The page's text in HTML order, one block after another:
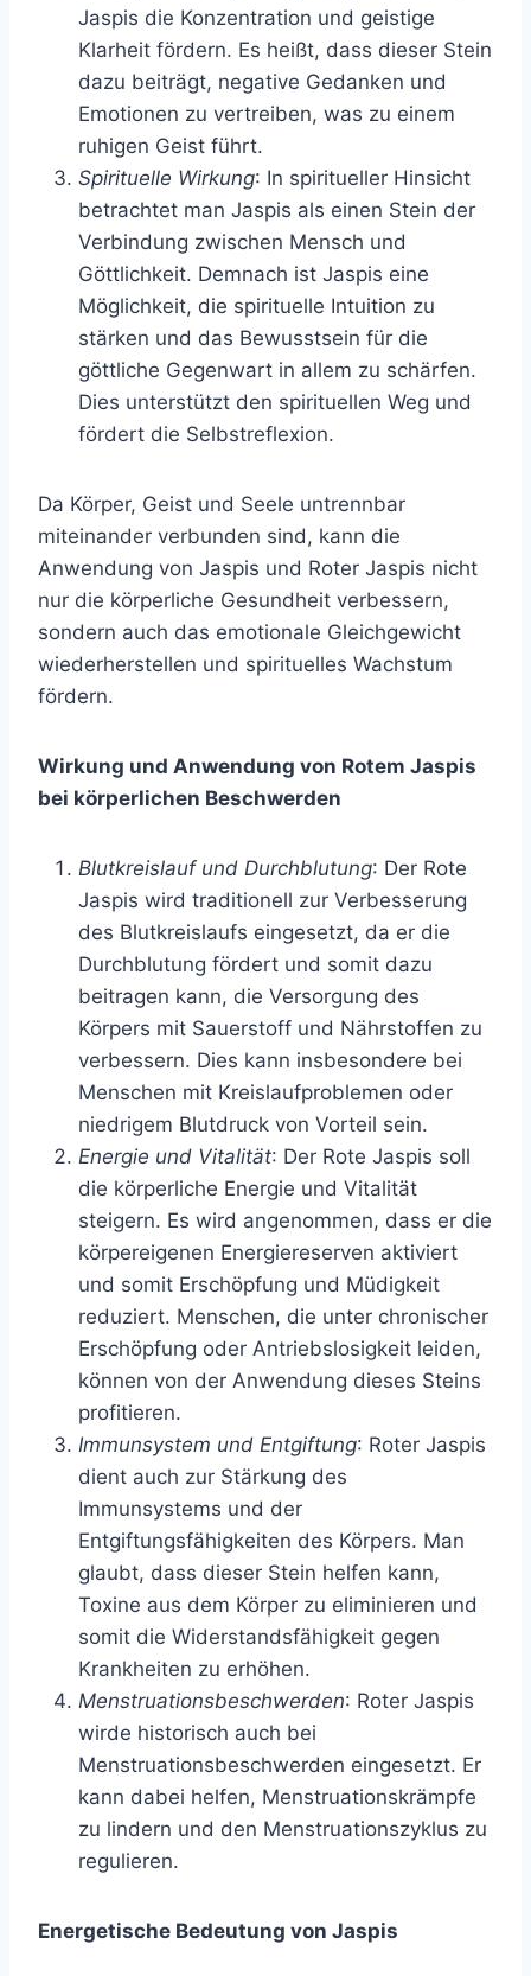
Jaspis die Konzentration und geistige
Klarheit fördern. Es heißt, dass dieser Stein
dazu beiträgt, negative Gedanken und
Emotionen zu vertreiben, was zu einem
ruhigen Geist führt.
Spirituelle Wirkung: In spiritueller Hinsicht
betrachtet man Jaspis als einen Stein der
Verbindung zwischen Mensch und
Göttlichkeit. Demnach ist Jaspis eine
Möglichkeit, die spirituelle Intuition zu
stärken und das Bewusstsein für die
göttliche Gegenwart in allem zu schärfen.
Dies unterstützt den spirituellen Weg und
fördert die Selbstreflexion.
Da Körper, Geist und Seele untrennbar
miteinander verbunden sind, kann die
Anwendung von Jaspis und Roter Jaspis nicht
nur die körperliche Gesundheit verbessern,
sondern auch das emotionale Gleichgewicht
wiederherstellen und spirituelles Wachstum
fördern.
Wirkung und Anwendung von Rotem Jaspis
bei körperlichen Beschwerden
Blutkreislauf und Durchblutung: Der Rote
Jaspis wird traditionell zur Verbesserung
des Blutkreislaufs eingesetzt, da er die
Durchblutung fördert und somit dazu
beitragen kann, die Versorgung des
Körpers mit Sauerstoff und Nährstoffen zu
verbessern. Dies kann insbesondere bei
Menschen mit Kreislaufproblemen oder
niedrigem Blutdruck von Vorteil sein.
Energie und Vitalität: Der Rote Jaspis soll
die körperliche Energie und Vitalität
steigern. Es wird angenommen, dass er die
körpereigenen Energiereserven aktiviert
und somit Erschöpfung und Müdigkeit
reduziert. Menschen, die unter chronischer
Erschöpfung oder Antriebslosigkeit leiden,
können von der Anwendung dieses Steins
profitieren.
Immunsystem und Entgiftung: Roter Jaspis
dient auch zur Stärkung des
Immunsystems und der
Entgiftungsfähigkeiten des Körpers. Man
glaubt, dass dieser Stein helfen kann,
Toxine aus dem Körper zu eliminieren und
somit die Widerstandsfähigkeit gegen
Krankheiten zu erhöhen.
Menstruationsbeschwerden: Roter Jaspis
wirde historisch auch bei
Menstruationsbeschwerden eingesetzt. Er
kann dabei helfen, Menstruationskrämpfe
zu lindern und den Menstruationszyklus zu
regulieren.
Energetische Bedeutung von Jaspis